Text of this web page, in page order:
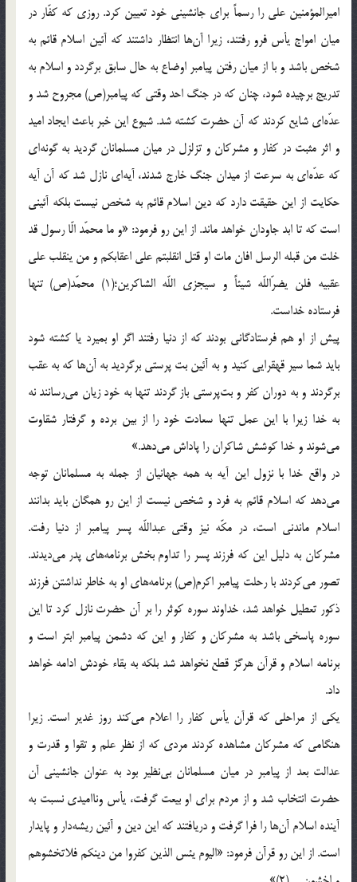
اميرالمؤمنين على را رسماً براى جانشينى خود تعيين كرد. روزى كه كفّار در
ميان امواج يأس فرو رفتند، زيرا آن‌ها انتظار داشتند كه آئين اسلام قائم به
شخص باشد و با از ميان رفتن پيامبر اوضاع به حال سابق برگردد و اسلام به
تدريج برچيده شود، چنان كه در جنگ احد وقتى كه پيامبر(ص) مجروح شد و
عدّه‌اى شايع كردند كه آن حضرت كشته شد. شيوع اين خبر باعث ايجاد اميد
و اثر مثبت در كفار و مشركان و تزلزل در ميان مسلمانان گرديد به گونه‌اى
كه عدّه‌اى به سرعت از ميدان جنگ خارج شدند، آيه‌اى نازل شد كه آن آيه
حكايت از اين حقيقت دارد كه دين اسلام قائم به شخص نيست بلكه آئينى
است كه تا ابد جاودان خواهد ماند. از اين رو فرمود: «و ما محمّد الّا رسول قد
خلت من قبله الرسل افان مات او قتل انقلبتم على اعقابكم و من ينقلب على
عقبيه فلن يضرّاللّه شيئاً و سيجزى اللّه الشاكرين؛(1) محمّد(ص) تنها
فرستاده خداست.
پيش از او هم فرستادگانى بودند كه از دنيا رفتند اگر او بميرد يا كشته شود
بايد شما سير قهقرايى كنيد و به آئين بت پرستى برگرديد به آن‌ها كه به عقب
برگردند و به دوران كفر و بت‌پرستى باز گردند تنها به خود زيان مى‌رسانند نه
به خدا زيرا با اين عمل تنها سعادت خود را از بين برده و گرفتار شقاوت
مى‌شوند و خدا كوشش شاكران را پاداش مى‌دهد.»
در واقع خدا با نزول اين آيه به همه جهانيان از جمله به مسلمانان توجه
مى‌دهد كه اسلام قائم به فرد و شخص نيست از اين رو همگان بايد بدانند
اسلام ماندنى است، در مكّه نيز وقتى عبداللّه پسر پيامبر از دنيا رفت.
مشركان به دليل اين كه فرزند پسر را تداوم بخش برنامه‌هاى پدر مى‌ديدند.
تصور مى‌كردند با رحلت پيامبر اكرم(ص) برنامه‌هاى او به خاطر نداشتن فرزند
ذكور تعطيل خواهد شد، خداوند سوره كوثر را بر آن حضرت نازل كرد تا اين
سوره پاسخى باشد به مشركان و كفار و اين كه دشمن پيامبر ابتر است و
برنامه اسلام و قرآن هرگز قطع نخواهد شد بلكه به بقاء خودش ادامه خواهد
داد.
يكى از مراحلى كه قرآن يأس كفار را اعلام مى‌كند روز غدير است. زيرا
هنگامى كه مشركان مشاهده كردند مردى كه از نظر علم و تقوا و قدرت و
عدالت بعد از پيامبر در ميان مسلمانان بى‌نظير بود به عنوان جانشينى آن
حضرت انتخاب شد و از مردم براى او بيعت گرفت، يأس ونااميدى نسبت به
آينده اسلام آن‌ها را فرا گرفت و دريافتند كه اين دين و آئين ريشه‌دار و پايدار
است. از اين رو قرآن فرمود: «اليوم يئس الذين كفروا من دينكم فلاتخشوهم